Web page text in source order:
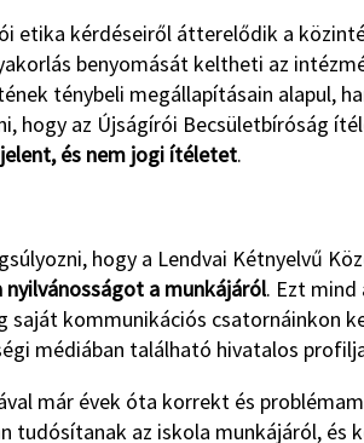
etika kérdéseiről átterelődik a
benyomását keltheti az
ténybeli megállapításain alapul,
hogy az Újságírói Becsületbíróság
és nem jogi ítéletet.
hogy a Lendvai Kétnyelvű
a munkájáról. Ezt
saját kommunikációs csatornáinkon
médiában található hivatalos
már évek óta korrekt és
tudósítanak az iskola munkájáról,